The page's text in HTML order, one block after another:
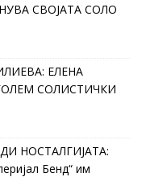
СВОЈАТА СОЛО
ЕЛЕНА
СОЛИСТИЧКИ
НОСТАЛГИЈАТА:
Бенд“ им